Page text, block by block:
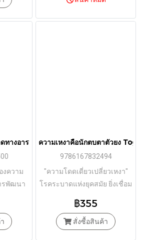
ทางอารมณ์ Permission to Feel / Marc
งความ
รพัฒนา
สตร์ทาง
ชีวิต
ความเหงาคือนักตบตาตัวยง
9786167832494
"ความโดดเดี่ยวเปลี่ยวเหงา"
โรคระบาดแห่งยุคสมัย ยิ่งเชื่อม
ตระหนักด้วยซ้ำว่าที่ตนรู้สึกอยู่
นั้นคือความเหงา”
฿355
สั่งซื้อสินค้า